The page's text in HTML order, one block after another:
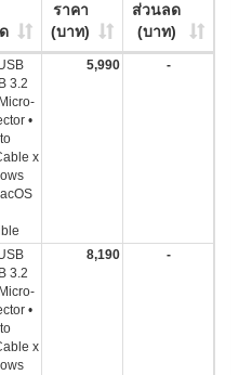
ราคา
(บาท)
ส่วนลด
(บาท)
3.2
•
x
5,990 -
3.2
•
x
8,190 -